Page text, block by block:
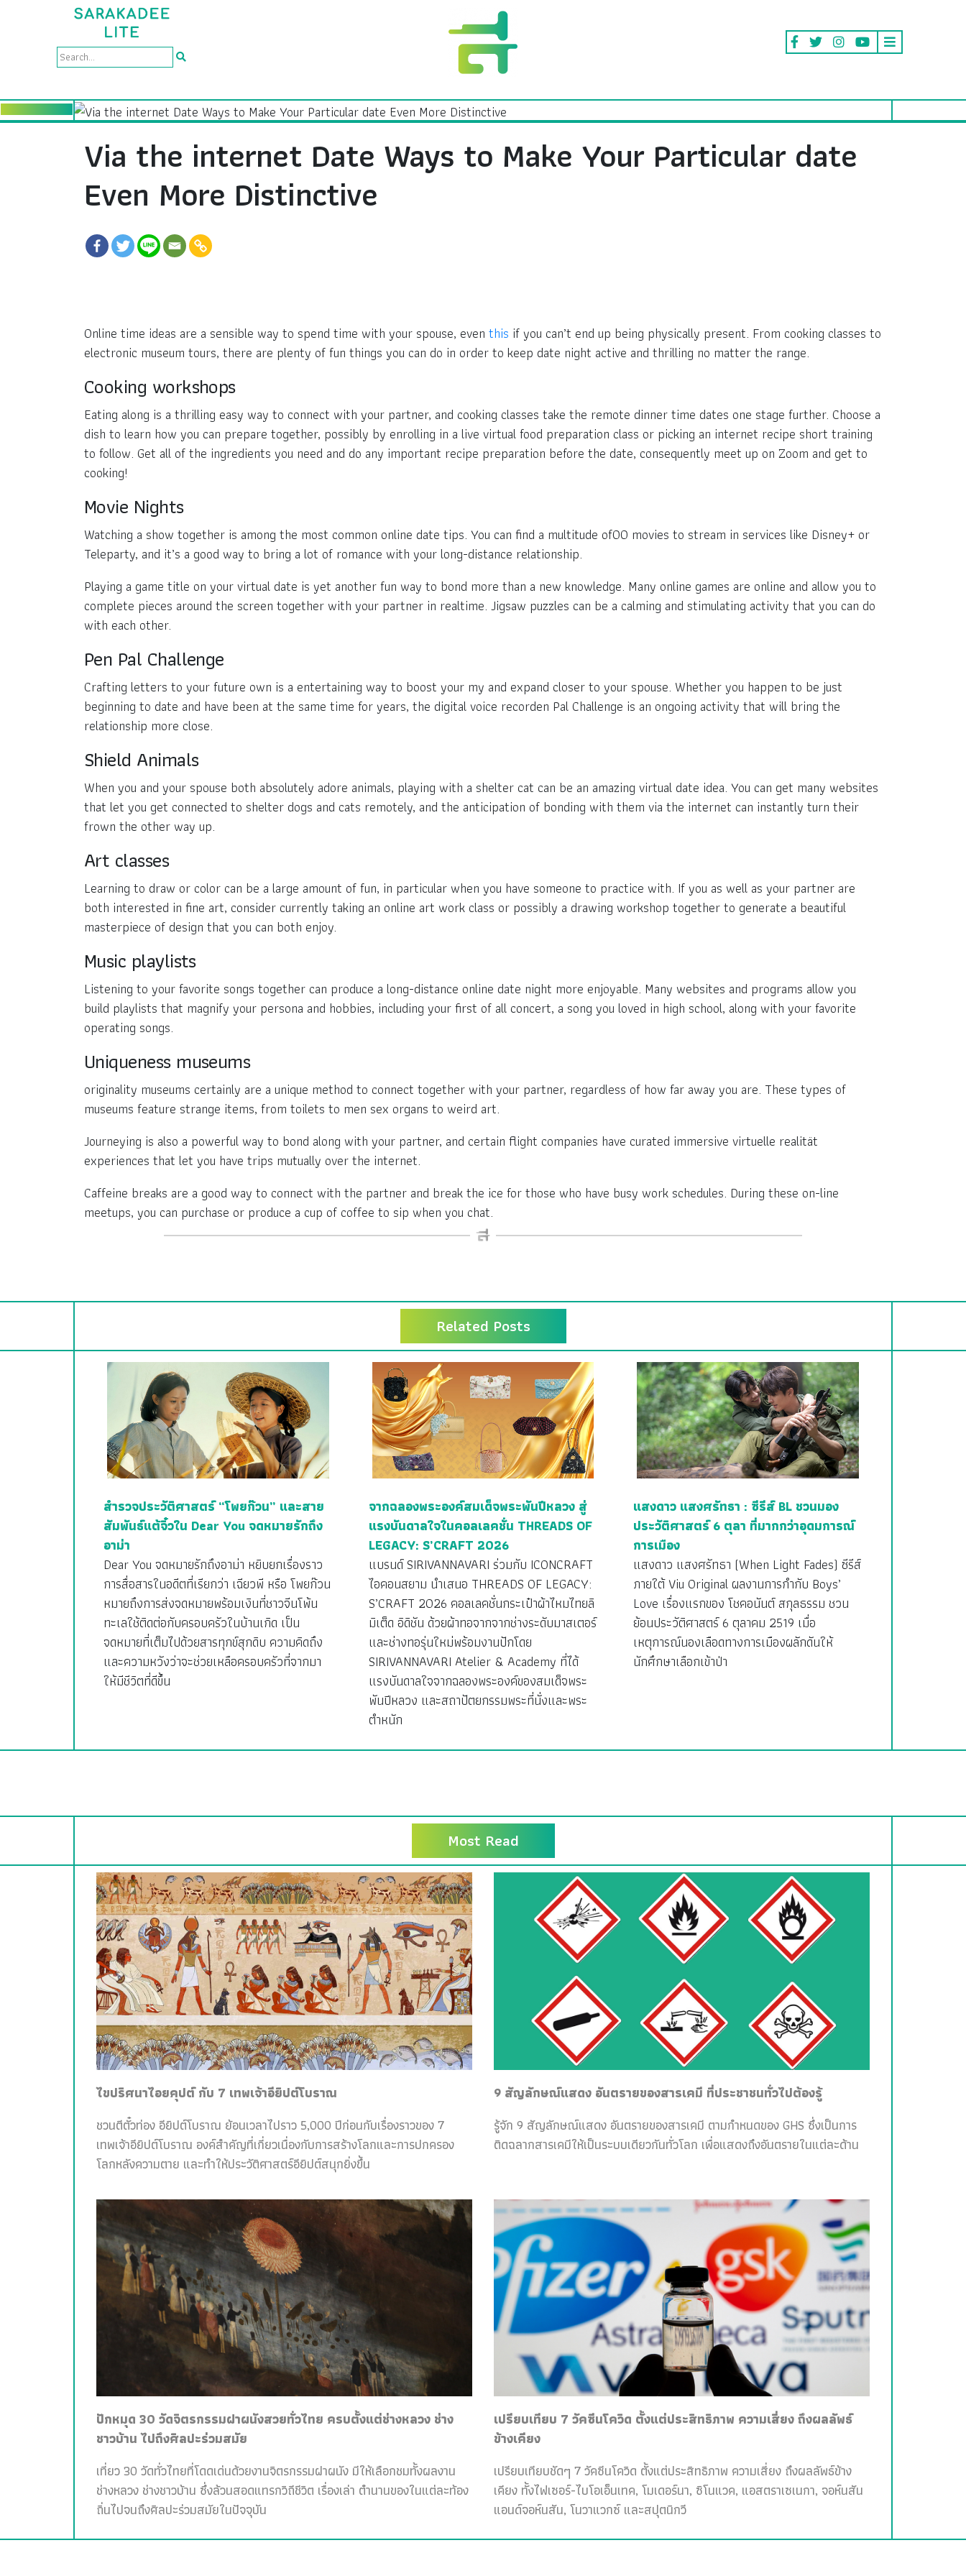
Via the internet Date Ways to Make Your Particular date
Even More Distinctive
Online time ideas are a sensible way to spend time with your spouse, even this if you can’t end up being physically present. From cooking classes to
electronic museum tours, there are plenty of fun things you can do in order to keep date night active and thrilling no matter the range.
Cooking workshops
Eating along is a thrilling easy way to connect with your partner, and cooking classes take the remote dinner time dates one stage further. Choose a
dish to learn how you can prepare together, possibly by enrolling in a live virtual food preparation class or picking an internet recipe short training
to follow. Get all of the ingredients you need and do any important recipe preparation before the date, consequently meet up on Zoom and get to
cooking!
Movie Nights
Watching a show together is among the most common online date tips. You can find a multitude of00 movies to stream in services like Disney+ or
Teleparty, and it’s a good way to bring a lot of romance with your long-distance relationship.
Playing a game title on your virtual date is yet another fun way to bond more than a new knowledge. Many online games are online and allow you to
complete pieces around the screen together with your partner in realtime. Jigsaw puzzles can be a calming and stimulating activity that you can do
with each other.
Pen Pal Challenge
Crafting letters to your future own is a entertaining way to boost your my and expand closer to your spouse. Whether you happen to be just
beginning to date and have been at the same time for years, the digital voice recorden Pal Challenge is an ongoing activity that will bring the
relationship more close.
Shield Animals
When you and your spouse both absolutely adore animals, playing with a shelter cat can be an amazing virtual date idea. You can get many websites
that let you get connected to shelter dogs and cats remotely, and the anticipation of bonding with them via the internet can instantly turn their
frown the other way up.
Art classes
Learning to draw or color can be a large amount of fun, in particular when you have someone to practice with. If you as well as your partner are
both interested in fine art, consider currently taking an online art work class or possibly a drawing workshop together to generate a beautiful
masterpiece of design that you can both enjoy.
Music playlists
Listening to your favorite songs together can produce a long-distance online date night more enjoyable. Many websites and programs allow you
build playlists that magnify your persona and hobbies, including your first of all concert, a song you loved in high school, along with your favorite
operating songs.
Uniqueness museums
originality museums certainly are a unique method to connect together with your partner, regardless of how far away you are. These types of
museums feature strange items, from toilets to men sex organs to weird art.
Journeying is also a powerful way to bond along with your partner, and certain flight companies have curated immersive virtuelle realität
experiences that let you have trips mutually over the internet.
Caffeine breaks are a good way to connect with the partner and break the ice for those who have busy work schedules. During these on-line
meetups, you can purchase or produce a cup of coffee to sip when you chat.
Related Posts
สำรวจประวัติศาสตร์ “โพยก๊วน” และสาย
สัมพันธ์แต้จิ๋วใน Dear You จดหมายรักถึง
อาม่า
Dear You จดหมายรักถึงอาม่า หยิบยกเรื่องราว
การสื่อสารในอดีตที่เรียกว่า เฉียวพี หรือ โพยก๊วน
หมายถึงการส่งจดหมายพร้อมเงินที่ชาวจีนโพ้น
ทะเลใช้ติดต่อกับครอบครัวในบ้านเกิด เป็น
จดหมายที่เต็มไปด้วยสารทุกข์สุกดิบ ความคิดถึง
และความหวังว่าจะช่วยเหลือครอบครัวที่จากมา
ให้มีชีวิตที่ดีขึ้น
จากฉลองพระองค์สมเด็จพระพันปีหลวง สู่
แรงบันดาลใจในคอลเลคชั่น THREADS OF
LEGACY: S’CRAFT 2026
แบรนด์ SIRIVANNAVARI ร่วมกับ ICONCRAFT
ไอคอนสยาม นำเสนอ THREADS OF LEGACY:
S’CRAFT 2026 คอลเลคชั่นกระเป๋าผ้าไหมไทยลิ
มิเต็ด อิดิชัน ด้วยผ้าทอจากจากช่างระดับมาสเตอร์
และช่างทอรุ่นใหม่พร้อมงานปักโดย
SIRIVANNAVARI Atelier & Academy ที่ได้
แรงบันดาลใจจากฉลองพระองค์ของสมเด็จพระ
พันปีหลวง และสถาปัตยกรรมพระที่นั่งและพระ
ตำหนัก
แสงดาว แสงศรัทธา : ซีรีส์ BL ชวนมอง
ประวัติศาสตร์ 6 ตุลา ที่มากกว่าอุดมการณ์
การเมือง
แสงดาว แสงศรัทธา (When Light Fades) ซีรีส์
ภายใต้ Viu Original ผลงานการกำกับ Boys’
Love เรื่องแรกของ โชคอนันต์ สกุลธรรม ชวน
ย้อนประวัติศาสตร์ 6 ตุลาคม 2519 เมื่อ
เหตุการณ์นองเลือดทางการเมืองผลักดันให้
นักศึกษาเลือกเข้าป่า
Most Read
ไขปริศนาไอยคุปต์ กับ 7 เทพเจ้าอียิปต์โบราณ
ชวนตีตั๋วท่อง อียิปต์โบราณ ย้อนเวลาไปราว 5,000 ปีก่อนกับเรื่องราวของ 7
เทพเจ้าอียิปต์โบราณ องค์สำคัญที่เกี่ยวเนื่องกับการสร้างโลกและการปกครอง
โลกหลังความตาย และทำให้ประวัติศาสตร์อียิปต์สนุกยิ่งขึ้น
9 สัญลักษณ์แสดง อันตรายของสารเคมี ที่ประชาชนทั่วไปต้องรู้
รู้จัก 9 สัญลักษณ์แสดง อันตรายของสารเคมี ตามกำหนดของ GHS ซึ่งเป็นการ
ติดฉลากสารเคมีให้เป็นระบบเดียวกันทั่วโลก เพื่อแสดงถึงอันตรายในแต่ละด้าน
ปักหมุด 30 วัดจิตรกรรมฝาผนังสวยทั่วไทย ครบตั้งแต่ช่างหลวง ช่าง
ชาวบ้าน ไปถึงศิลปะร่วมสมัย
เที่ยว 30 วัดทั่วไทยที่โดดเด่นด้วยงานจิตรกรรมฝาผนัง มีให้เลือกชมทั้งผลงาน
ช่างหลวง ช่างชาวบ้าน ซึ่งล้วนสอดแทรกวิถีชีวิต เรื่องเล่า ตำนานของในแต่ละท้อง
ถิ่นไปจนถึงศิลปะร่วมสมัยในปัจจุบัน
เปรียบเทียบ 7 วัคซีนโควิด ตั้งแต่ประสิทธิภาพ ความเสี่ยง ถึงผลลัพธ์
ข้างเคียง
เปรียบเทียบชัดๆ 7 วัคซีนโควิด ตั้งแต่ประสิทธิภาพ ความเสี่ยง ถึงผลลัพธ์ข้าง
เคียง ทั้งไฟเซอร์-ไบโอเอ็นเทค, โมเดอร์นา, ซิโนแวค, แอสตราเซเนกา, จอห์นสัน
แอนด์จอห์นสัน, โนวาแวกซ์ และสปุตนิกวี